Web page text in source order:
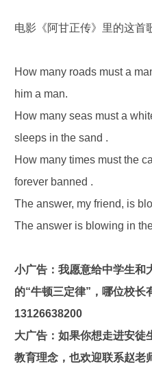
电影《阿甘正传》里的这首
How many roads must a
him a man.
How many seas must a
sleeps in the sand .
How many times must the
forever banned .
The answer, my friend, is
The answer is blowing in
小广告：我愿意给中学生和
的“牛顿三定律”，哪位校长
13126638200
大广告：如果你想走进安徒
教育理念，也欢迎联系赵老